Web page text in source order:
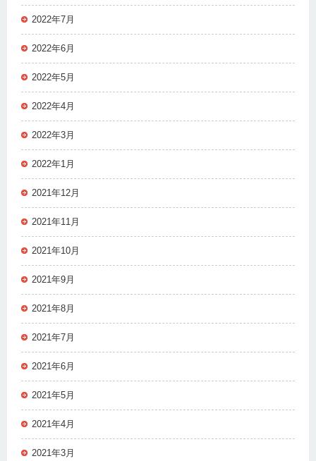
2022年7月
2022年6月
2022年5月
2022年4月
2022年3月
2022年1月
2021年12月
2021年11月
2021年10月
2021年9月
2021年8月
2021年7月
2021年6月
2021年5月
2021年4月
2021年3月